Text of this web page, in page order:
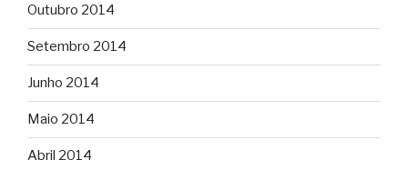
Outubro 2014
Setembro 2014
Junho 2014
Maio 2014
Abril 2014